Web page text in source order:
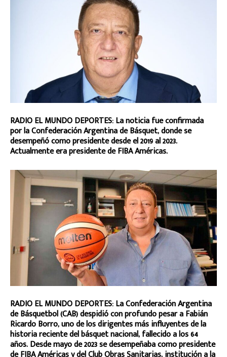
RADIO EL MUNDO DEPORTES: La noticia fue confirmada
por la Confederación Argentina de Básquet, donde se
desempeñó como presidente desde el 2019 al 2023.
Actualmente era presidente de FIBA Américas.
RADIO EL MUNDO DEPORTES: La Confederación Argentina
de Básquetbol (CAB) despidió con profundo pesar a Fabián
Ricardo Borro, uno de los dirigentes más influyentes de la
historia reciente del básquet nacional, fallecido a los 64
años. Desde mayo de 2023 se desempeñaba como presidente